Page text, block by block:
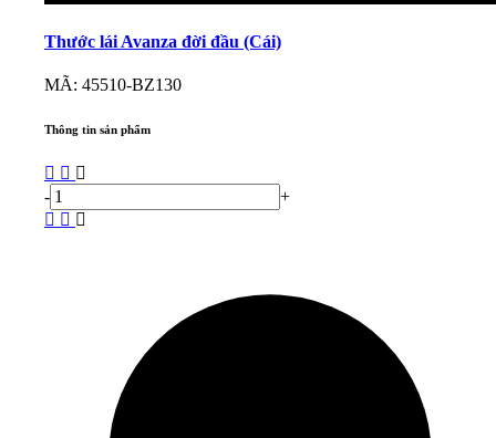
Thước lái Avanza đời đầu (Cái)
MÃ: 45510-BZ130
Thông tin sản phẩm
- +